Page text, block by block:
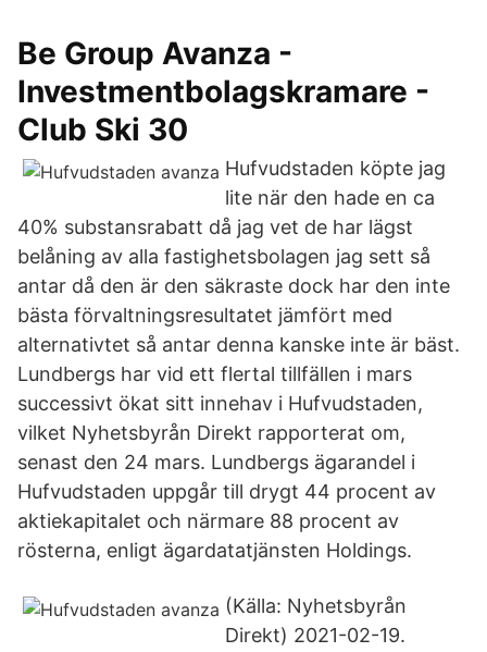
Be Group Avanza -
Investmentbolagskramare -
Club Ski 30
Hufvudstaden köpte jag
lite när den hade en ca
40% substansrabatt då jag vet de har lägst
belåning av alla fastighetsbolagen jag sett så
antar då den är den säkraste dock har den inte
bästa förvaltningsresultatet jämfört med
alternativtet så antar denna kanske inte är bäst.
Lundbergs har vid ett flertal tillfällen i mars
successivt ökat sitt innehav i Hufvudstaden,
vilket Nyhetsbyrån Direkt rapporterat om,
senast den 24 mars. Lundbergs ägarandel i
Hufvudstaden uppgår till drygt 44 procent av
aktiekapitalet och närmare 88 procent av
rösterna, enligt ägardatatjänsten Holdings.
(Källa: Nyhetsbyrån
Direkt) 2021-02-19.